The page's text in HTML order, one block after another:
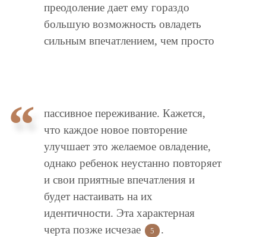
преодоление дает ему гораздо
большую возможность овладеть
сильным впечатлением, чем просто
пассивное переживание. Кажется,
что каждое новое повторение
улучшает это желаемое овладение,
однако ребенок неустанно повторяет
и свои приятные впечатления и
будет настаивать на их
идентичности. Эта характерная
черта позже исчезае
5 .